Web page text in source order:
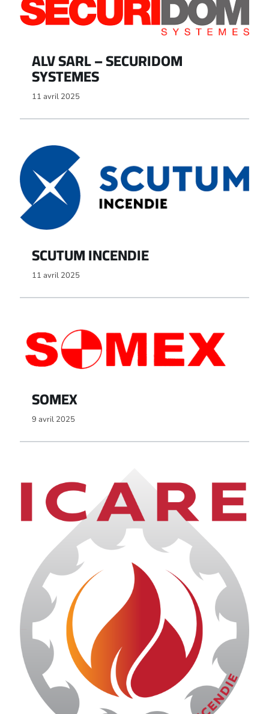
ALV SARL – SECURIDOM
SYSTEMES
11 avril 2025
SCUTUM INCENDIE
11 avril 2025
SOMEX
9 avril 2025